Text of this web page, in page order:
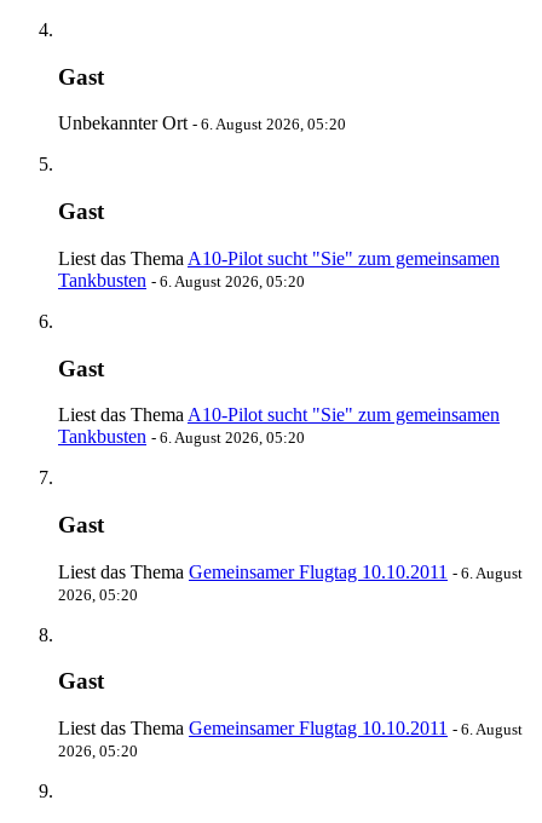
Gast
Unbekannter Ort - 6. August 2026, 05:20
Gast
Liest das Thema A10-Pilot sucht "Sie" zum gemeinsamen
Tankbusten - 6. August 2026, 05:20
Gast
Liest das Thema A10-Pilot sucht "Sie" zum gemeinsamen
Tankbusten - 6. August 2026, 05:20
Gast
Liest das Thema Gemeinsamer Flugtag 10.10.2011 - 6. August
2026, 05:20
Gast
Liest das Thema Gemeinsamer Flugtag 10.10.2011 - 6. August
2026, 05:20